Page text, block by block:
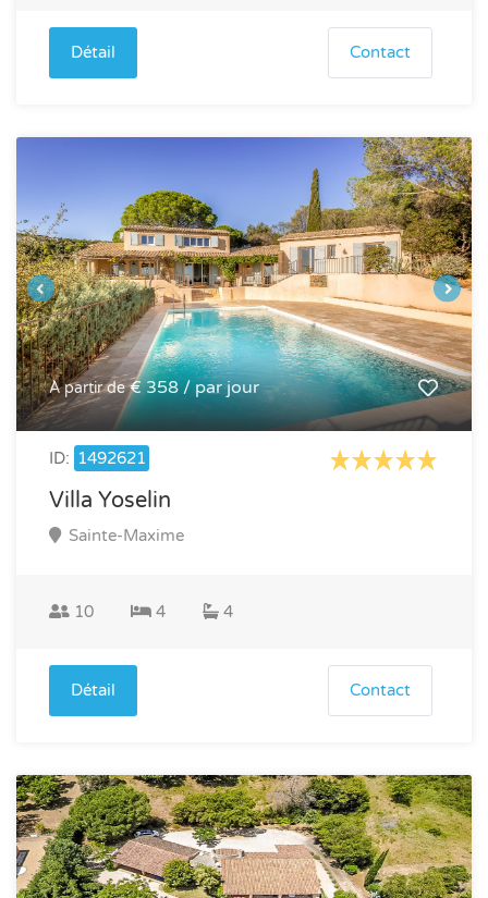
Détail Contact
À partir de€ 358 / par jour
ID: 1492621
Villa Yoselin
Sainte-Maxime
10 4 4
Détail Contact